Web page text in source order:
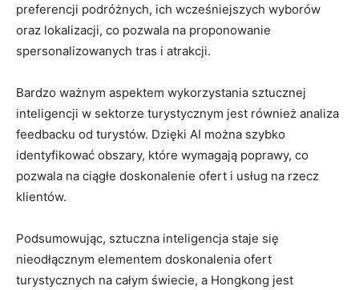
preferencji podróżnych, ich wcześniejszych wyborów
⁤oraz ‌lokalizacji, co pozwala ⁢na proponowanie
spersonalizowanych tras i ​atrakcji.
Bardzo ważnym aspektem wykorzystania sztucznej
inteligencji w⁤ sektorze turystycznym jest⁢ również ⁢analiza
feedbacku od turystów. Dzięki AI można szybko
identyfikować obszary, które wymagają ⁢poprawy, co
pozwala na ciągłe doskonalenie ofert ⁤i usług na ‍rzecz
klientów.
Podsumowując, sztuczna inteligencja ⁣staje się
nieodłącznym elementem doskonalenia ofert
turystycznych na całym świecie, a Hongkong jest